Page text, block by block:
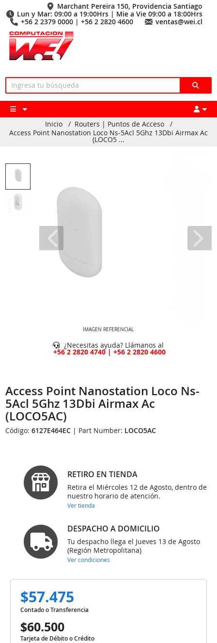
Marchant Pereira 150, Providencia Santiago
Lun y Mar: 09:00 a 19:00Hrs | Mie a Vie 09:00 a 18:00Hrs
+56 2 2379 0000 | +56 2 2820 4600
ventas@wei.cl
Inicio / Routers | Puntos de Acceso
/
Access Point Nanostation Loco Ns-5Acl 5Ghz 13Dbi Airmax Ac
(LOCO5 ...
IMAGEN REFERENCIAL
¿Necesitas ayuda? Llámanos al
+56 2 2820 4740 | +56 2 2820 4600
Access Point Nanostation Loco Ns-
5Acl 5Ghz 13Dbi Airmax Ac
(LOCO5AC)
Código:6127E464EC | Part Number: LOCO5AC
RETIRO EN TIENDA
Retira el Miércoles 12 de Agosto, dentro de
nuestro horario de atención.
Ver tienda
DESPACHO A DOMICILIO
Tu despacho llega el Jueves 13 de Agosto
(Región Metropolitana)
Ver condiciones
$57.475
Contado o Transferencia
$60.500
Tarjeta de Débito o Crédito